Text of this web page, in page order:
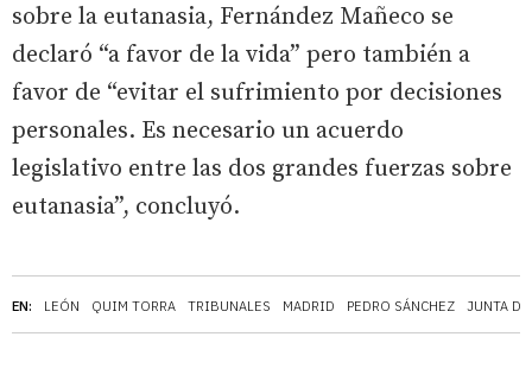
EN: LEÓN QUIM TORRA TRIBUNALES MADRID PEDRO SÁNCHEZ JUNTA
sobre la eutanasia, Fernández Mañeco se
declaró “a favor de la vida” pero también a
favor de “evitar el sufrimiento por decisiones
personales. Es necesario un acuerdo
legislativo entre las dos grandes fuerzas sobre
eutanasia”, concluyó.